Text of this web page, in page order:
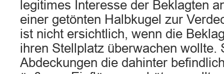
legitimes Interesse der Beklagten
einer getönten Halbkugel zur
ist nicht ersichtlich, wenn die
ihren Stellplatz überwachen wollte.
Abdeckungen die dahinter